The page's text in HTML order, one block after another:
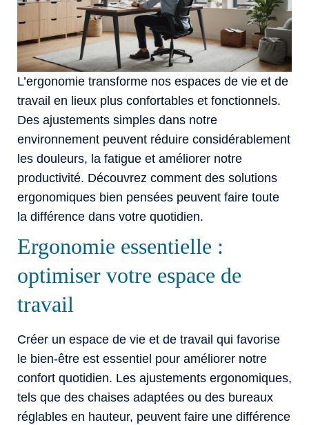
L’ergonomie transforme nos espaces de vie et de
travail en lieux plus confortables et fonctionnels.
Des ajustements simples dans notre
environnement peuvent réduire considérablement
les douleurs, la fatigue et améliorer notre
productivité. Découvrez comment des solutions
ergonomiques bien pensées peuvent faire toute
la différence dans votre quotidien.
Ergonomie essentielle :
optimiser votre espace de
travail
Créer un espace de vie et de travail qui favorise
le bien-être est essentiel pour améliorer notre
confort quotidien. Les ajustements ergonomiques,
tels que des chaises adaptées ou des bureaux
réglables en hauteur, peuvent faire une différence